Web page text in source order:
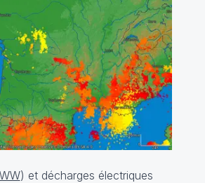
WW) et décharges électriques